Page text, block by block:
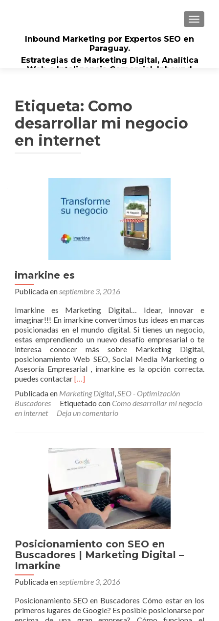
Inbound Marketing por Expertos SEO en
Paraguay.
Estrategias de Marketing Digital, Analítica
Web e Inteligencia Comercial. Inbound
Etiqueta: Como
desarrollar mi negocio
en internet
imarkine es
Publicada en septiembre 3, 2016
Imarkine es Marketing Digital… Idear, innovar e
imaginar!!! En imarkine convertimos tus ideas en marcas
posicionadas en el mundo digital. Si tienes un negocio,
estas emprendiendo un nuevo desafío empresarial o te
interesa conocer más sobre Marketing Digital,
posicionamiento Web SEO, Social Media Marketing o
Asesoría Empresarial , imarkine es la opción correcta.
puedes contactarLeer
es
[…]
Publicada en Marketing Digital SEO - Optimización
Buscadores
Etiquetado con Como desarrollar mi negocio
en internet
Deja un comentario
Posicionamiento con SEO en
Buscadores | Marketing Digital –
Imarkine
Publicada enseptiembre 3, 2016
Posicionamiento SEO en Buscadores Cómo estar en los
primeros lugares de Google? Es posible posicionarse por